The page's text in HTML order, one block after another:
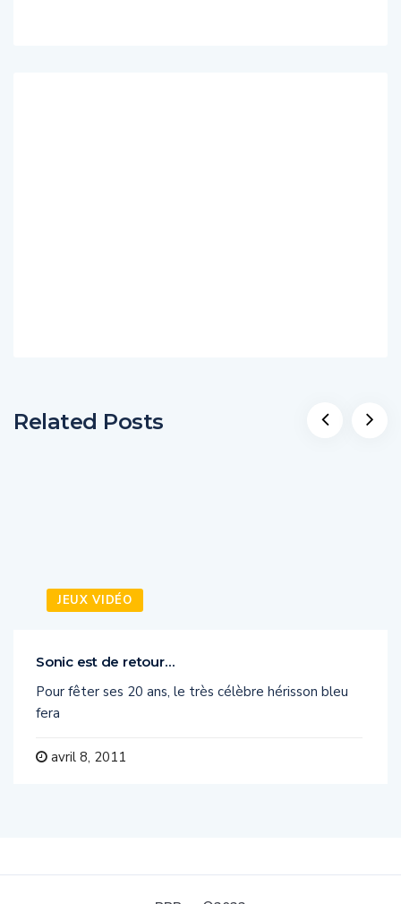
Related Posts
JEUX VIDÉO
Sonic est de retour…
Pour fêter ses 20 ans, le très célèbre hérisson bleu
fera
avril 8, 2011